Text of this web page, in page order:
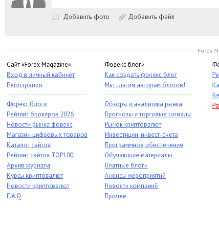
Добавить фото Добавить файл
Forex
Сайт «Forex Magazine»
Вход в личный кабинет
Регистрация
Форекс блоги
Рейтинг брокеров 2026
Новости рынка форекс
Магазин цифровых товаров
Каталог сайтов
Рейтинг сайтов TOP100
Архив журнала
Курсы криптовалют
Новости криптовалют
F.A.Q.
Форекс блоги
Как создать форекс блог
Мы платим авторам блогов!
Обзоры и аналитика рынка
Прогнозы и торговые сигналы
Рынок криптовалют
Инвестиции, инвест-счета
Программное обеспечение
Обучающие материалы
Платные блоги
Анонсы мероприятий
Новости компаний
Прочее